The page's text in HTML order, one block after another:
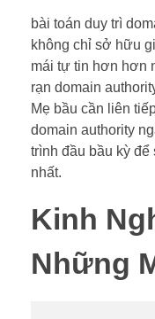
bài toán duy trì
không chỉ sở hữu
mái tự tin hơn hơn
rạn domain
Mẹ bầu cần liên
domain authority
trình đầu bầu kỳ
nhất.
Kinh
Những